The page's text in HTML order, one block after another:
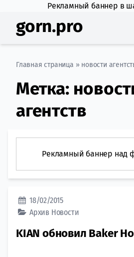
Рекламный баннер в
gorn.pro
Главная страница » новости
Метка:
агентств
Рекламный баннер над
18/02/2015
Архив Новости
KIAN обновил Baker